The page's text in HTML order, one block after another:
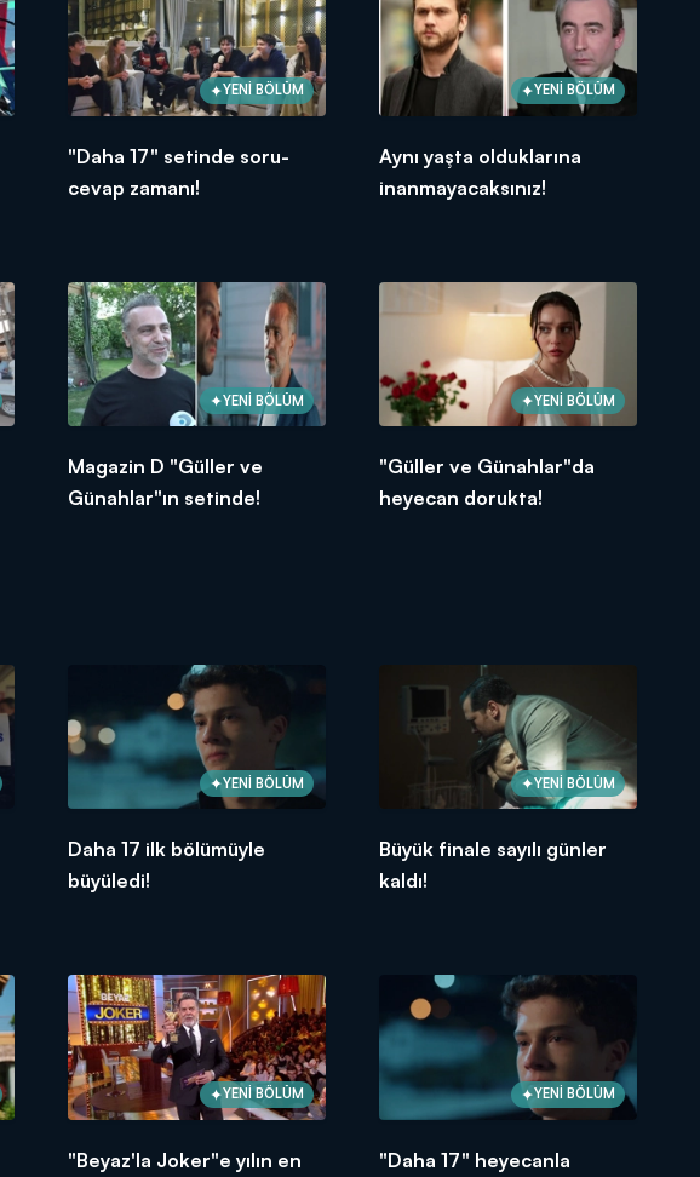
YENİ BÖLÜM
"Daha 17" setinde soru-
cevap zamanı!
YENİ BÖLÜM
Aynı yaşta olduklarına
inanmayacaksınız!
YENİ BÖLÜM
Magazin D "Güller ve
Günahlar"ın setinde!
YENİ BÖLÜM
"Güller ve Günahlar"da
heyecan dorukta!
YENİ BÖLÜM
Daha 17 ilk bölümüyle
büyüledi!
YENİ BÖLÜM
Büyük finale sayılı günler
kaldı!
YENİ BÖLÜM
"Beyaz'la Joker"e yılın en
YENİ BÖLÜM
"Daha 17" heyecanla